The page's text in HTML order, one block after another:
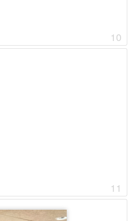
10
11